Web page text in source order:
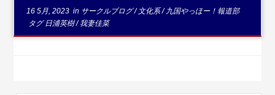
16 5月, 2023 in サークルブログ/ 文化系/九国やっほー！報道部
タグ日浦英樹/我妻佳菜